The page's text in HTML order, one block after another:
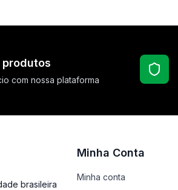
com nossa plataforma
brasileira
Minha Conta
Minha conta